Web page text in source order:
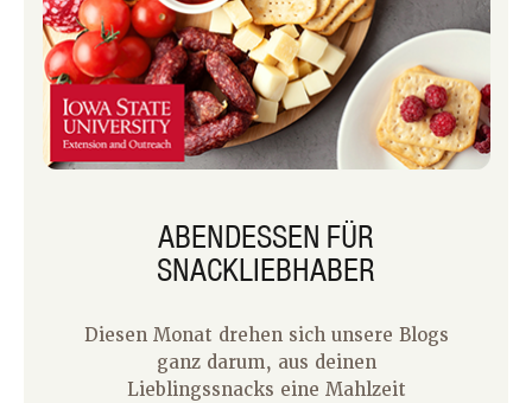
ABENDESSEN FÜR
SNACKLIEBHABER
Diesen Monat drehen sich unsere Blogs
ganz darum, aus deinen
Lieblingssnacks eine Mahlzeit